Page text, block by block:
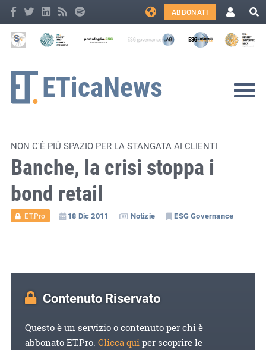
ABBONATI
NON C'È PIÙ SPAZIO PER LA STANGATA AI CLIENTI
Banche, la crisi stoppa i
bond retail
ET.Pro 18 Dic 2011 Notizie ESG Governance
Contenuto Riservato
Questo è un servizio o contenuto per chi è
abbonato ET.Pro. Clicca quiper scoprire le